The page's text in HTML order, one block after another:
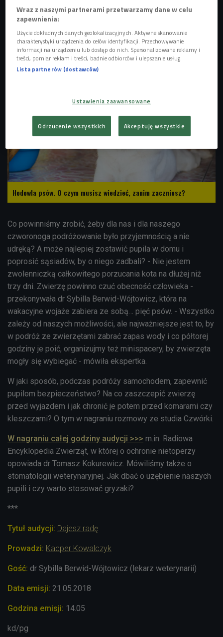
Jak podróżować bezpiecznie ze zwierzętami?
Foto: Popel
Arseniy/Shutterstock.com
Hodowla psów. O czym musisz wiedzieć, zanim zaczniesz?
Co powinniśmy zrobić, żeby dla nas i dla naszego
czworonoga podróżowanie było przyjemnością a nie
udręką? A może najlepiej zostawić pupila w domu i
poprosić sąsiadów, by o niego zadbali? - Nie jestem
zwolenniczką całkowitego porzucania kota na dłużej niż
trzy dni. Zwierzę powinno czuć obecność człowieka -
przekonywała dr Sybilla Berwid-Wójtowicz, która na
wakacyjne wojaże zabiera ze sobą… pięć psów. - Wszystko
zależy od naszych możliwości, ale najważniejsze jest to, by
w podróż ze zwierzętami zabrać zapas wody i co półtorej
godziny je poić, organizujmy też minispacery, by zwierzęta
mogły się wybiegać - mówiła ekspertka.
W jaki sposób, podczas podróży samochodem, zapewnić
pupilom bezpieczeństwo? Na co zaszczepić zwierzę
przed wyjazdem i jak chronić je potem przed komarami czy
kleszczami? O tym w nagraniu rozmowy ze studia Czwórki.
W nagraniu całej godziny audycji >>> m.in. Radiowa
Encyklopedia Zwierząt, w której o ochronie nietoperzy
opowiada dr Tomasz Kokurewicz. Mówiliśmy także o
stomatologii weterynaryjnej. Jak dbać o uzębienie naszych
pupili i czy warto stosować gryzaki?
***
Tytuł audycji: Dajesz radę
Prowadzi: Kacper Kowalczyk
Gość: dr Sybilla Berwid-Wójtowicz (lekarz weterynarii)
Data emisji: 21.05.2018
Godzina emisji: 14.05
kd/pg
Wraz z naszymi partnerami przetwarzamy dane w celu
zapewnienia:
Użycie dokładnych danych geolokalizacyjnych. Aktywne skanowanie
charakterystyki urządzenia do celów identyfikacji. Przechowywanie
informacji na urządzeniu lub dostęp do nich. Spersonalizowane reklamy i
treści, pomiar reklam i treści, badnie odbiorców i ulepszanie usług.
Lista partnerów (dostawców)
Ustawienia zaawansowane
Odrzucenie wszystkich Akceptuję wszystkie